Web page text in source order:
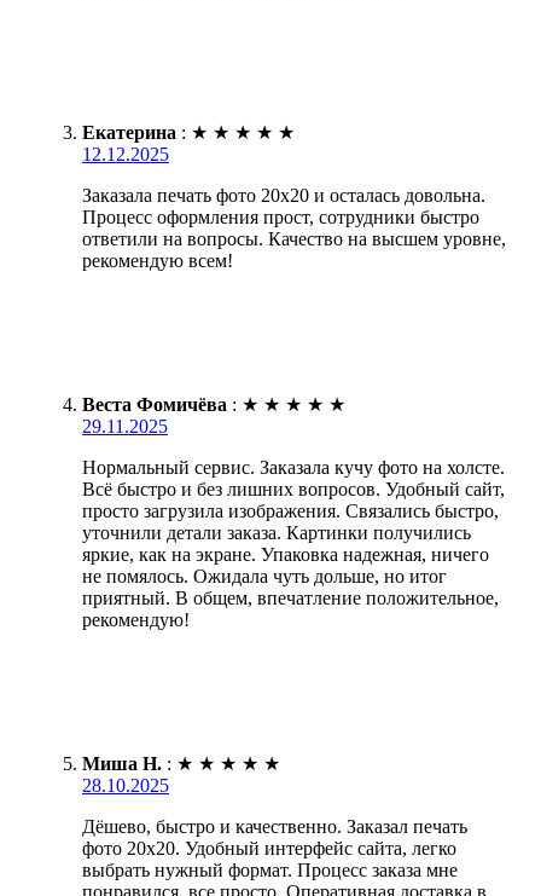
Екатерина : ★ ★ ★ ★ ★
12.12.2025
Заказала печать фото 20х20 и осталась довольна.
Процесс оформления прост, сотрудники быстро
ответили на вопросы. Качество на высшем уровне,
рекомендую всем!
Веста Фомичёва : ★ ★ ★ ★ ★
29.11.2025
Нормальный сервис. Заказала кучу фото на холсте.
Всё быстро и без лишних вопросов. Удобный сайт,
просто загрузила изображения. Связались быстро,
уточнили детали заказа. Картинки получились
яркие, как на экране. Упаковка надежная, ничего
не помялось. Ожидала чуть дольше, но итог
приятный. В общем, впечатление положительное,
рекомендую!
Миша Н. : ★ ★ ★ ★ ★
28.10.2025
Дёшево, быстро и качественно. Заказал печать
фото 20х20. Удобный интерфейс сайта, легко
выбрать нужный формат. Процесс заказа мне
понравился, все просто. Оперативная доставка в